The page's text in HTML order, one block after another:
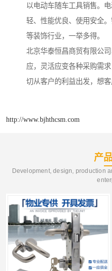
以电动车随车工具销售。
轻、性能优良、使用安全
等装饰行业，一举多得。
北京华泰恒昌商贸有限公
应，灵活应变各种采购需
切从客户的利益出发，想客
http://www.bjhthcsm.com
产
Development, design, production